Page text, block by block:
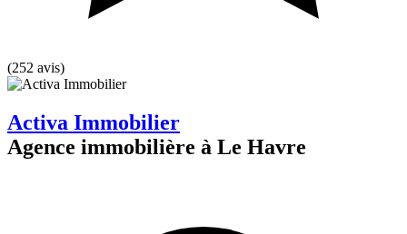
(252 avis)
Activa Immobilier
Agence immobilière à Le Havre